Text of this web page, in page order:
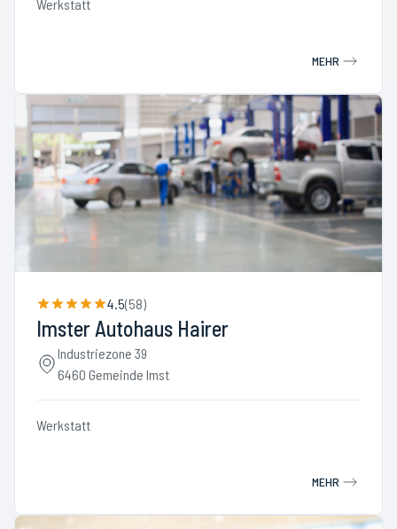
Werkstatt
MEHR
4.5(58)
Imster Autohaus Hairer
Industriezone 39
6460 Gemeinde Imst
Werkstatt
MEHR